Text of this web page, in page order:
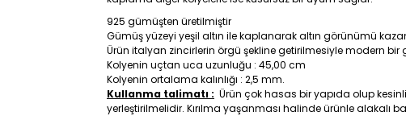
925 gümüşten üretilmiştir
Gümüş yüzeyi yeşil altın ile kaplanarak altın görünümü
Ürün italyan zincirlerin örgü şekline getirilmesiyle modern bir
Kolyenin uçtan uca uzunluğu : 45,00 cm
Kolyenin ortalama kalınlığı : 2,5 mm.
Kullanma talimatı : Ürün çok hasas bir yapıda olup
yerleştirilmelidir. Kırılma yaşanması halinde ürünle alakalı